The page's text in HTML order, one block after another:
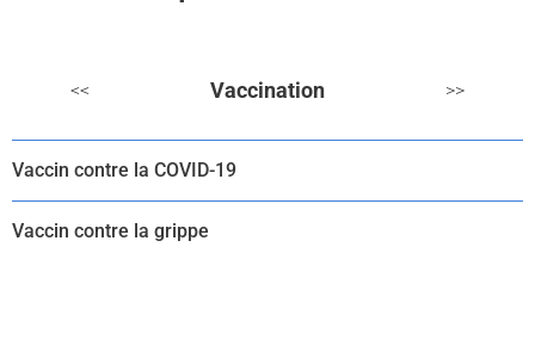
<< Vaccination >>
Vaccin contre la COVID-19
Vaccin contre la grippe